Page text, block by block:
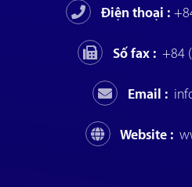
Điện thoại :
Số fax : +84
Email :
Website :